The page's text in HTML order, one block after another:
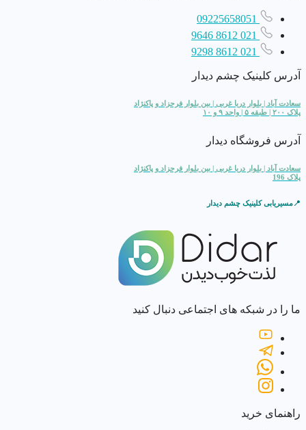
09225658051
021 8612 9646
021 8612 9298
آدرس کلینیک چشم دیدار
سعادت آباد | بلوار دریا غربی | بین بلوار فرحزاد و پاکنژاد
پلاک ۲۰۰ | طبقه ۵ | واحد ۹ و ۱۰
آدرس فروشگاه دیدار
سعادت آباد | بلوار دریا غربی | بین بلوار فرحزاد و پاکنژاد
پلاک 196
📍مسیریابی کلینیک چشم دیدار
ما را در شبکه های اجتماعی دنبال کنید
راهنمای خرید